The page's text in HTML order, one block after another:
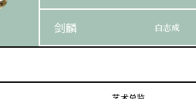
剑麟 白志成